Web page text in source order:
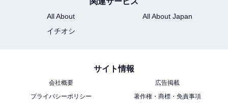
公式サイトの営業時間案内でご確認ください（季節・曜
日により異なります）
所在地：熊本県水俣市陳内2525
車：九州自動車道「水俣IC」から国道3号・湯の児温泉
All About
All About Japan
イチオシ
サイト情報
会社概要
広告掲載
プライバシーポリシー
著作権・商標・免責事項